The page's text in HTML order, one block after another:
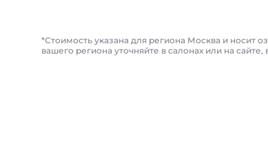
*Стоимость указана для региона Москва и носит
вашего региона уточняйте в салонах или на сайте,